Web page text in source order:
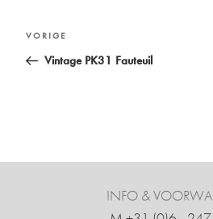
Bericht
navigatie
Vorig
bericht
VORIGE
Vintage PK31 Fauteuil
INFO &